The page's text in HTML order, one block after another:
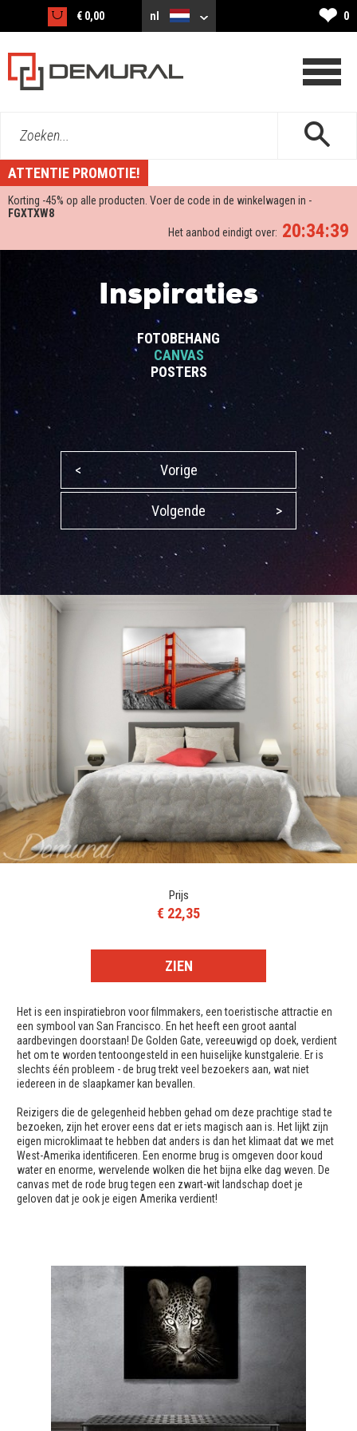
€ 0,00 nl ❤ 0
Zoeken...
ATTENTIE PROMOTIE!
Korting -45% op alle producten. Voer de code in de winkelwagen in -
FGXTXW8
20:34:39
Het aanbod eindigt over:
Inspiraties
FOTOBEHANG
CANVAS
POSTERS
< Vorige
Volgende >
Prijs
€ 22,35
ZIEN
Het is een inspiratiebron voor filmmakers, een toeristische attractie en
een symbool van San Francisco. En het heeft een groot aantal
aardbevingen doorstaan! De Golden Gate, vereeuwigd op doek, verdient
het om te worden tentoongesteld in een huiselijke kunstgalerie. Er is
slechts één probleem - de brug trekt veel bezoekers aan, wat niet
iedereen in de slaapkamer kan bevallen.
Reizigers die de gelegenheid hebben gehad om deze prachtige stad te
bezoeken, zijn het erover eens dat er iets magisch aan is. Het lijkt zijn
eigen microklimaat te hebben dat anders is dan het klimaat dat we met
West-Amerika identificeren. Een enorme brug is omgeven door koud
water en enorme, wervelende wolken die het bijna elke dag weven. De
canvas met de rode brug tegen een zwart-wit landschap doet je
geloven dat je ook je eigen Amerika verdient!